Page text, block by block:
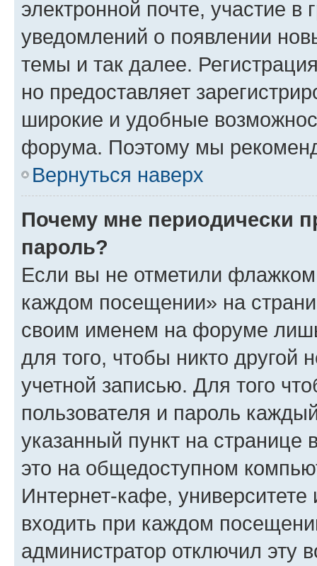
электронной почте, участие в
уведомлений о появлении
темы и так далее.
но предоставляет
широкие и удобные
форума. Поэтому мы
Вернуться наверх
Почему мне периодически
пароль?
Если вы не отметили флажком
каждом посещении» на
своим именем на форуме
для того, чтобы никто другой
учетной записью. Для того
пользователя и пароль
указанный пункт на
это на общедоступном
Интернет-кафе, университете
входить при каждом
администратор отключил эту